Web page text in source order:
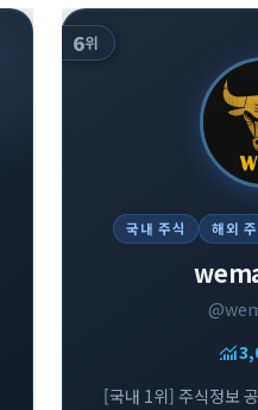
6위
국내 주식 해외
monitoring
[국내 1위] 주식정보